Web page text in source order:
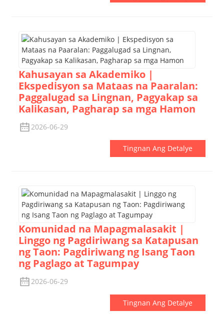
Kahusayan sa Akademiko |
Ekspedisyon sa Mataas na Paaralan:
Paggalugad sa Lingnan, Pagyakap sa
Kalikasan, Pagharap sa mga Hamon
2026-06-29
Tingnan Ang Detalye
Komunidad na Mapagmalasakit |
Linggo ng Pagdiriwang sa Katapusan
ng Taon: Pagdiriwang ng Isang Taon
ng Paglago at Tagumpay
2026-06-29
Tingnan Ang Detalye